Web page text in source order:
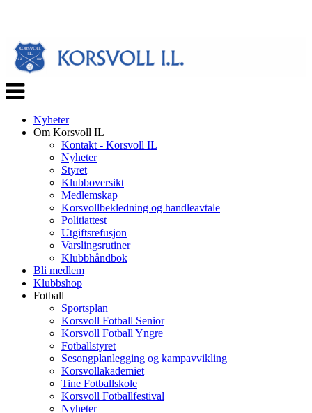
Veksle
navigasjon
Nyheter
Om Korsvoll IL
Kontakt - Korsvoll IL
Nyheter
Styret
Klubboversikt
Medlemskap
Korsvollbekledning og handleavtale
Politiattest
Utgiftsrefusjon
Varslingsrutiner
Klubbhåndbok
Bli medlem
Klubbshop
Fotball
Sportsplan
Korsvoll Fotball Senior
Korsvoll Fotball Yngre
Fotballstyret
Sesongplanlegging og kampavvikling
Korsvollakademiet
Tine Fotballskole
Korsvoll Fotballfestival
Nyheter